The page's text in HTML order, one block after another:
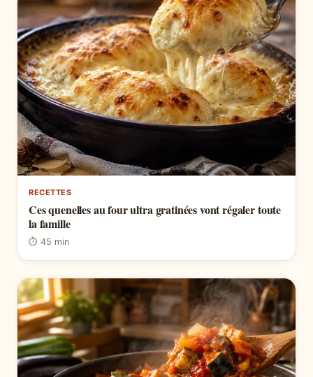
RECETTES
Ces quenelles au four ultra gratinées vont régaler toute
la famille
⏱ 45 min